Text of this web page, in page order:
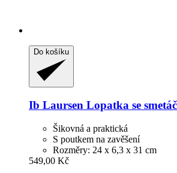
Do košíku
Ib Laursen Lopatka se
Šikovná a praktická
S poutkem na zavěšení
Rozměry: 24 x 6,3 x 31 cm
549,00 Kč